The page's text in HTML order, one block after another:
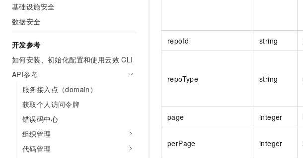
基础设施安全
数据安全
开发参考
如何安装、初始化配置和使用云效 CLI
API参考
服务接入点（domain）
获取个人访问令牌
错误码中心
组织管理
代码管理
repoId string
repoType string
page integer
perPage integer